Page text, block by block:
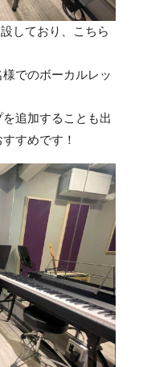
しており、こちら
でのボーカルレッ
追加することも出
すめです！